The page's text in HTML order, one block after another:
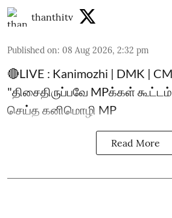
thanthitv
Published on: 08 Aug 2026, 2:32 pm
🔴LIVE : Kanimozhi | DMK |
"திசைதிருப்பவே MPக்கள்
செய்த கனிமொழி MP
Read More